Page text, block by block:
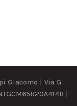
Giacomo | Via G.
|